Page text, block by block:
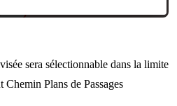
sera sélectionnable dans la limite
Chemin Plans de Passages